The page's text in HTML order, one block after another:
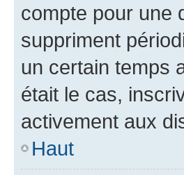
compte pour une
suppriment
un certain temps
était le cas,
activement aux
Haut